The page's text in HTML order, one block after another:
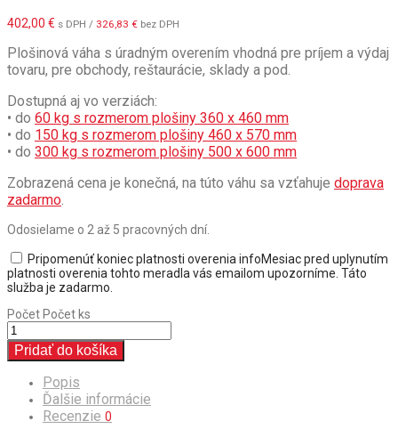
402,00 € s DPH / 326,83 € bez DPH
Plošinová váha s úradným overením vhodná pre príjem a výdaj
tovaru, pre obchody, reštaurácie, sklady a pod.
Dostupná aj vo verziách:
• do 60 kg s rozmerom plošiny 360 x 460 mm
• do 150 kg s rozmerom plošiny 460 x 570 mm
• do 300 kg s rozmerom plošiny 500 x 600 mm
Zobrazená cena je konečná, na túto váhu sa vzťahuje doprava
zadarmo
Odosielame o 2 až 5 pracovných dní.
Pripomenúť koniec platnosti overenia infoMesiac pred uplynutím
platnosti overenia tohto meradla vás emailom upozorníme. Táto
služba je zadarmo.
PočetPočet ks
Pridať do košíka
Popis
Ďalšie informácie
Recenzie 0